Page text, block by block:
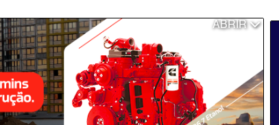
ABRIR